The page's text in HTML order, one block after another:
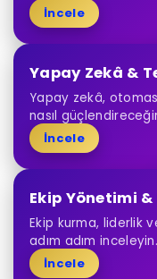
İncele
Yapay Zekâ &
Yapay zekâ,
nasıl
İncele
Ekip Yönetimi
Ekip kurma, liderlik
adım adım inceleyin.
İncele